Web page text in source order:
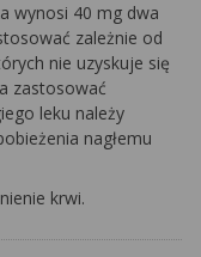
wynosi 40 mg dwa
zależnie od
nie uzyskuje się
zastosować
leku należy
nagłemu
krwi.